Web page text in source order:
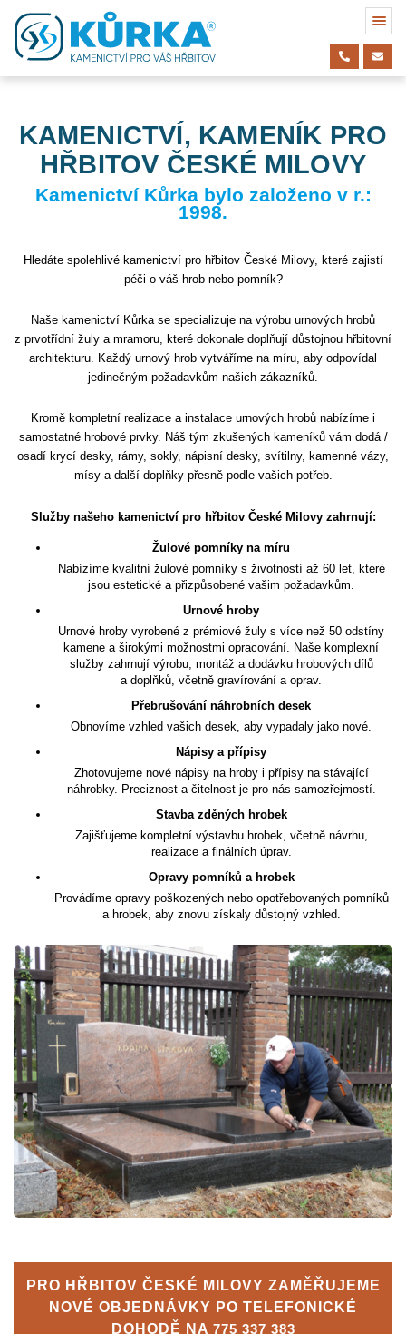
KAMENICTVÍ, KAMENÍK PRO
HŘBITOV ČESKÉ MILOVY
Kamenictví Kůrka bylo založeno v r.:
1998.
Hledáte spolehlivé kamenictví pro hřbitov České Milovy, které zajistí
péči o váš hrob nebo pomník?
Naše kamenictví Kůrka se specializuje na výrobu urnových hrobů
z prvotřídní žuly a mramoru, které dokonale doplňují důstojnou hřbitovní
architekturu. Každý urnový hrob vytváříme na míru, aby odpovídal
jedinečným požadavkům našich zákazníků.
Kromě kompletní realizace a instalace urnových hrobů nabízíme i
samostatné hrobové prvky. Náš tým zkušených kameníků vám dodá /
osadí krycí desky, rámy, sokly, nápisní desky, svítilny, kamenné vázy,
mísy a další doplňky přesně podle vašich potřeb.
Služby našeho kamenictví pro hřbitov České Milovy zahrnují:
Žulové pomníky na míru
Nabízíme kvalitní žulové pomníky s životností až 60 let, které
jsou estetické a přizpůsobené vašim požadavkům.
Urnové hroby
Urnové hroby vyrobené z prémiové žuly s více než 50 odstíny
kamene a širokými možnostmi opracování. Naše komplexní
služby zahrnují výrobu, montáž a dodávku hrobových dílů
a doplňků, včetně gravírování a oprav.
Přebrušování náhrobních desek
Obnovíme vzhled vašich desek, aby vypadaly jako nové.
Nápisy a přípisy
Zhotovujeme nové nápisy na hroby i přípisy na stávající
náhrobky. Preciznost a čitelnost je pro nás samozřejmostí.
Stavba zděných hrobek
Zajišťujeme kompletní výstavbu hrobek, včetně návrhu,
realizace a finálních úprav.
Opravy pomníků a hrobek
Provádíme opravy poškozených nebo opotřebovaných pomníků
a hrobek, aby znovu získaly důstojný vzhled.
PRO HŘBITOV ČESKÉ MILOVY ZAMĚŘUJEME
NOVÉ OBJEDNÁVKY PO TELEFONICKÉ
DOHODĚ NA 775 337 383